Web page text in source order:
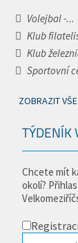
Volejbal -...
Klub
Klub
Sportovní
ZOBRAZIT
TÝDENÍK
Chcete mít
okolí?